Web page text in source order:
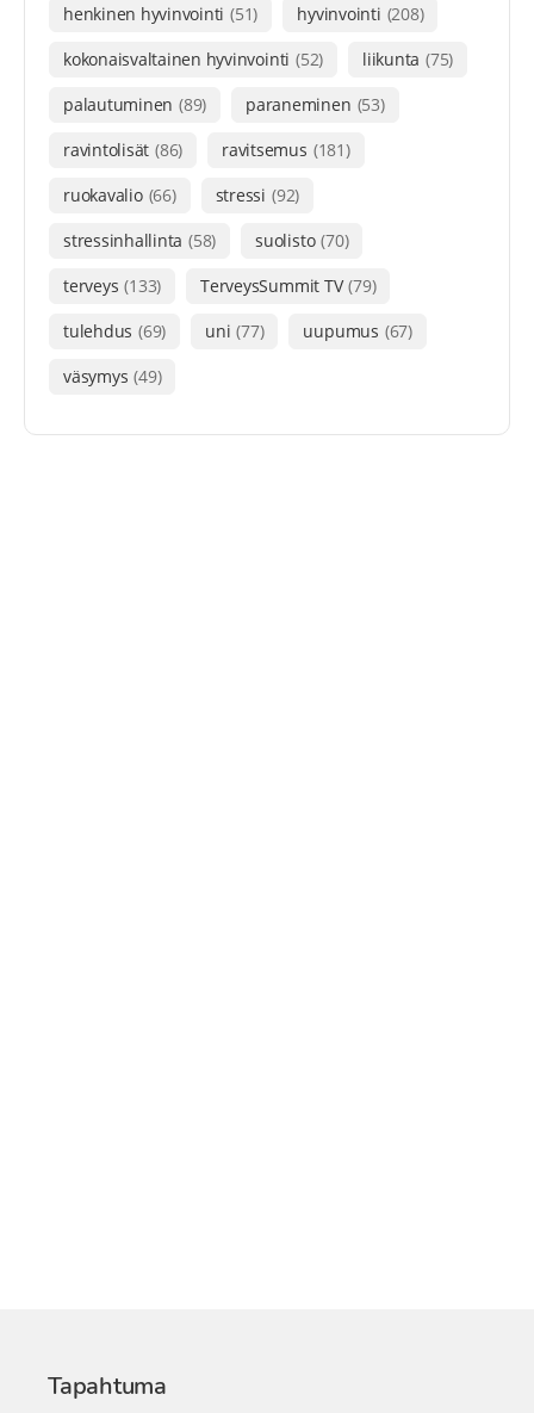
henkinen hyvinvointi (51) hyvinvointi (208)
kokonaisvaltainen hyvinvointi (52) liikunta (75)
palautuminen (89) paraneminen (53)
ravintolisät (86) ravitsemus (181)
ruokavalio (66) stressi (92)
stressinhallinta (58) suolisto (70)
terveys (133) TerveysSummit TV (79)
tulehdus (69) uni (77) uupumus (67)
väsymys (49)
Tapahtuma